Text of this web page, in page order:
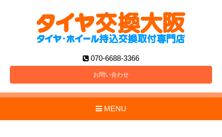
070-6688-3366
お問い合わせ
MENU